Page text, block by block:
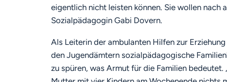
eigentlich nicht leisten können. Sie wollen nach
Sozialpädagogin Gabi Dovern.
Als Leiterin der ambulanten Hilfen zur
den Jugendämtern sozialpädagogische
zu spüren, was Armut für die Familien